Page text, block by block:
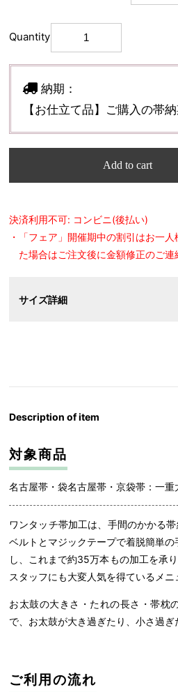
Quantity
納期：
【お仕立て品】ご購入の帯
Add to cart
決済利用不可: コンビニ(後払い)
・「フェア」開催期中の割引はお一
た場合はご注文後に金額修正のご連
サイズ詳細
Description of item
対象商品
名古屋帯・袋名古屋帯・京袋帯：一
ワンタッチ帯加工は、手間のかかる
ベルトとマジックテープで着脱簡単
し、これまで約35万本もの加工を承
スタッフにも大変人気を得ているメニ
お太鼓の大きさ・たれの長さ・帯枕
で、お太鼓が大き過ぎたり、小さ過
ご利用の流れ